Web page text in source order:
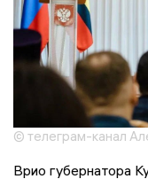
© телеграм-канал
Врио губернатора